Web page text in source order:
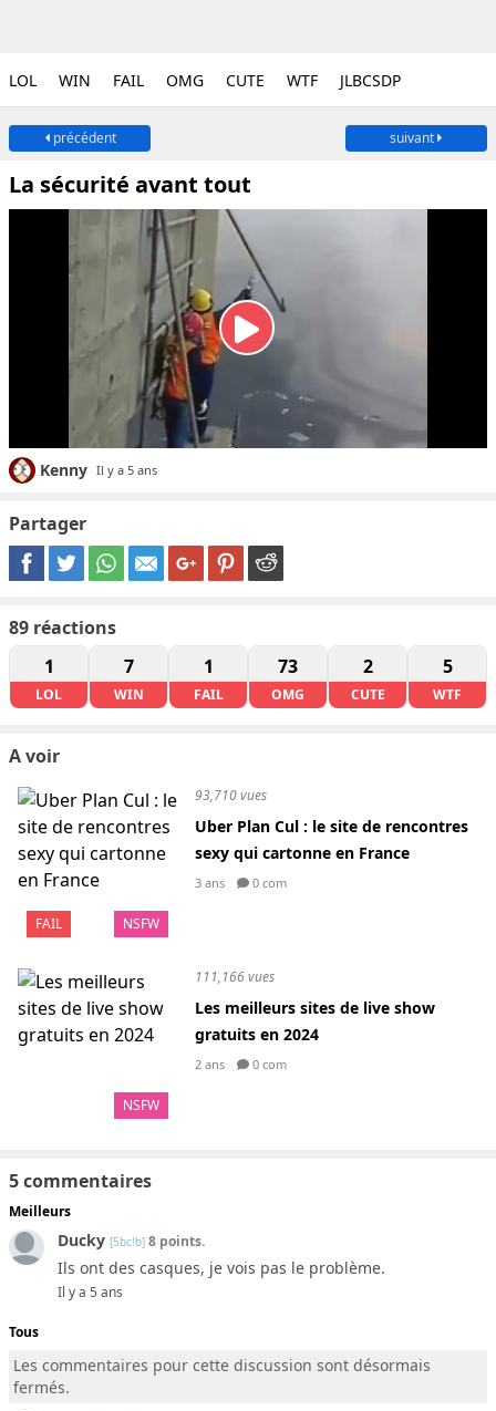
LOL WIN FAIL OMG CUTE WTF JLBCSDP
précédent suivant
La sécurité avant tout
Kenny Il y a 5 ans
Partager
89 réactions
1
LOL
7
WIN
1
FAIL
73
OMG
2
CUTE
5
WTF
A voir
FAIL NSFW
93,710 vues
Uber Plan Cul : le site de rencontres
sexy qui cartonne en France
3 ans 0 com
NSFW
111,166 vues
Les meilleurs sites de live show
gratuits en 2024
2 ans 0 com
5 commentaires
Meilleurs
Ducky [5bc!b] 8 points.
Ils ont des casques, je vois pas le problème.
Il y a 5 ans
Tous
Les commentaires pour cette discussion sont désormais
fermés.